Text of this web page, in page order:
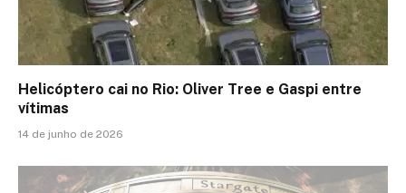
Helicóptero cai no Rio: Oliver Tree e Gaspi entre
vítimas
14 de junho de 2026